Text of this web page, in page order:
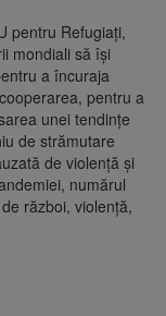
pentru Refugiați,
mondiali să își
a încuraja
pentru a
unei tendințe
de strămutare
de violență și
numărul
război, violență,